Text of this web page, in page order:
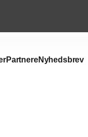
PartnereNyhedsbrev